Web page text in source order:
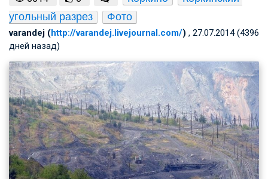
угольный разрез
Фото
varandej (http://varandej.livejournal.com/) , 27.07.2014 (4396
дней назад)